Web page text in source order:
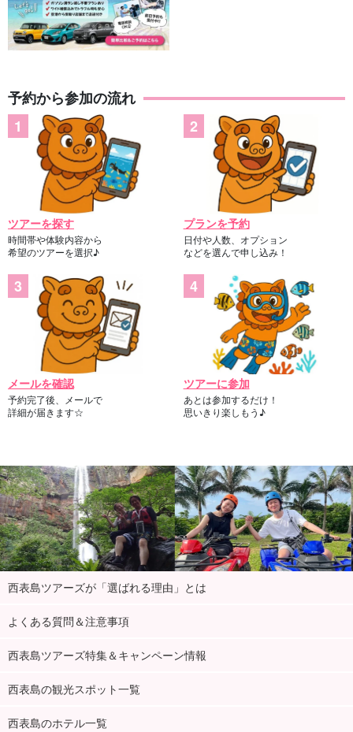
予約から参加の流れ
ツアーを探す
時間帯や体験内容から
希望のツアーを選択♪
プランを予約
日付や人数、オプション
などを選んで申し込み！
メールを確認
予約完了後、メールで
詳細が届きます☆
ツアーに参加
あとは参加するだけ！
思いきり楽しもう♪
西表島ツアーズが「選ばれる理由」とは
よくある質問＆注意事項
西表島ツアーズ特集＆キャンペーン情報
西表島の観光スポット一覧
西表島のホテル一覧